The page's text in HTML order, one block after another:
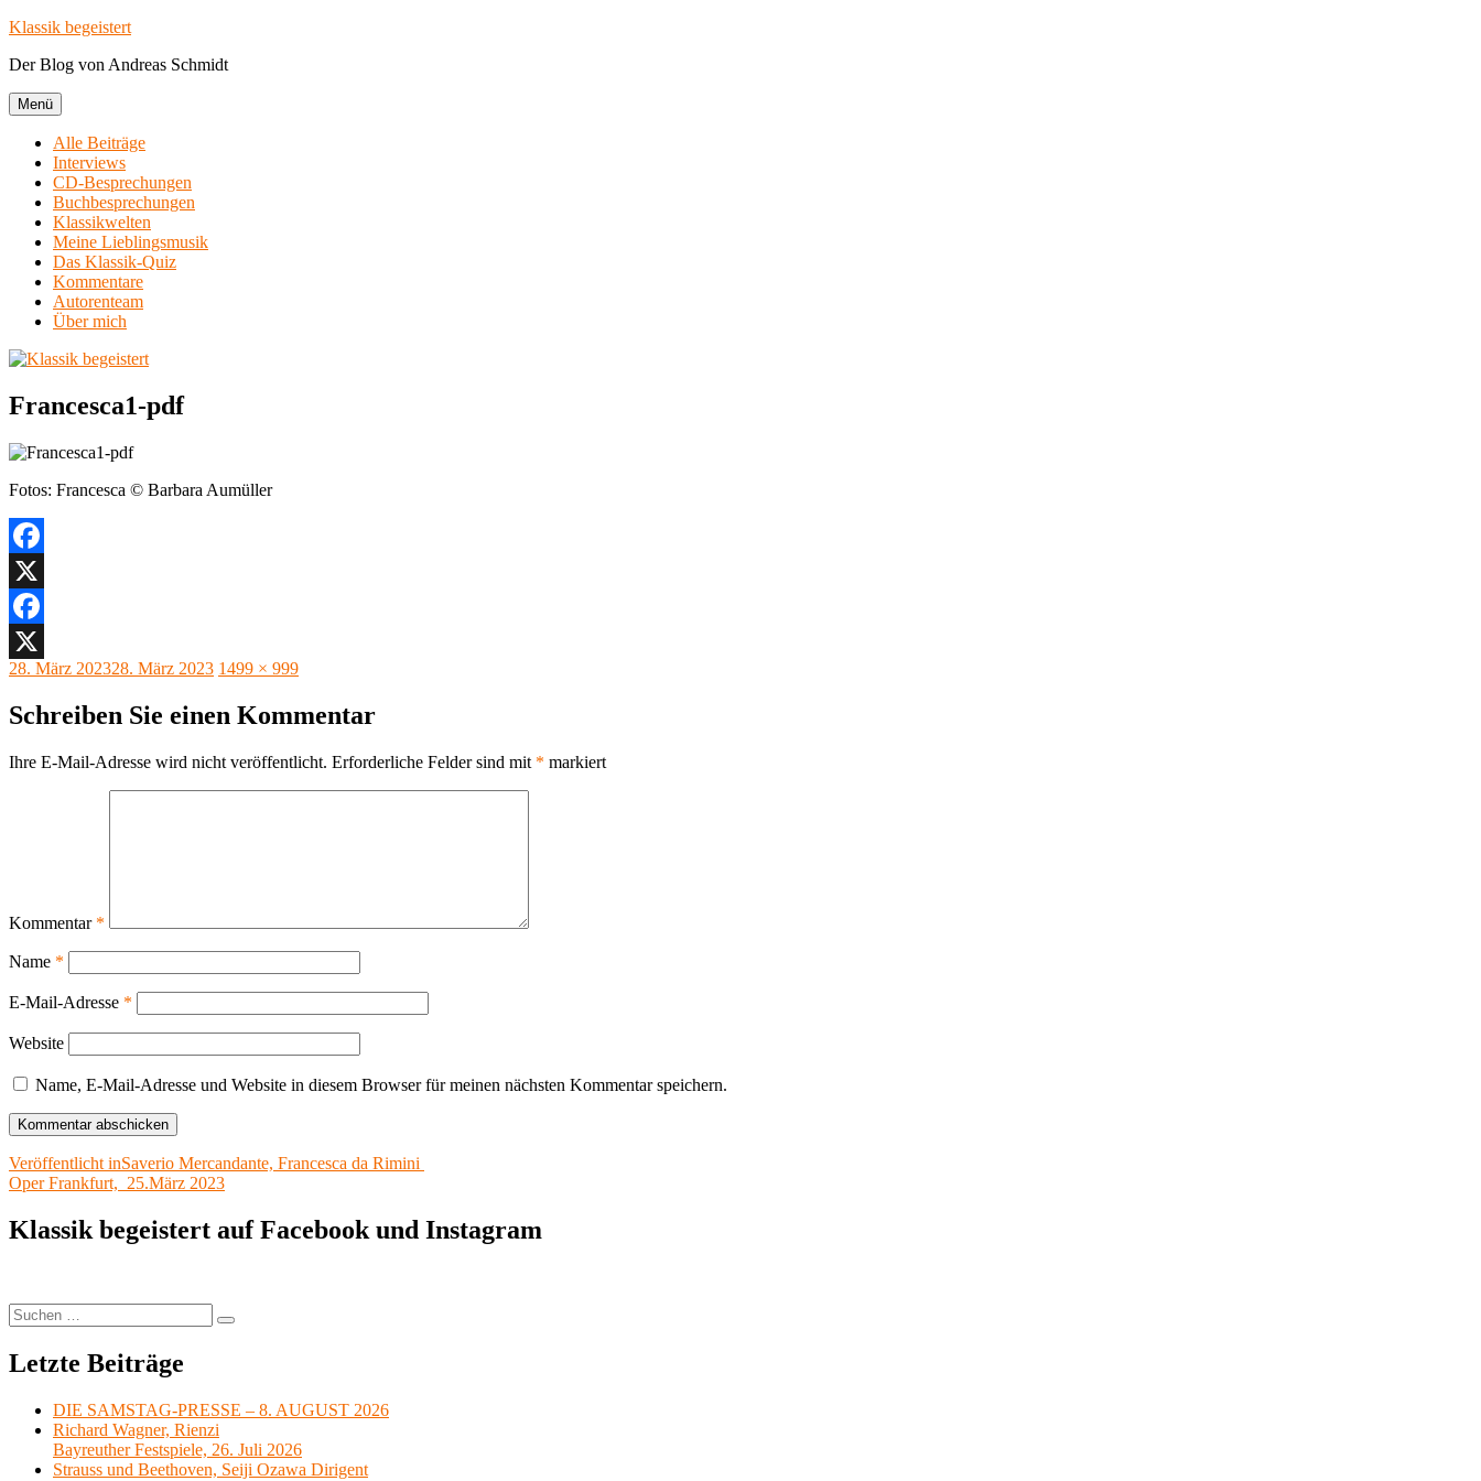
Zum
springen
Klassik begeistert
Der Blog von Andreas Schmidt
Menü
Alle Beiträge
Interviews
CD-Besprechungen
Buchbesprechungen
Klassikwelten
Meine Lieblingsmusik
Das Klassik-Quiz
Kommentare
Autorenteam
Über mich
Francesca1-pdf
Fotos: Francesca © Barbara Aumüller
Facebook
X
Facebook
X
Veröffentlicht
28. März 202328. März 2023 Originalgröße
1499 × 999
Schreiben Sie einen Kommentar
Ihre E-Mail-Adresse wird nicht veröffentlicht. Erforderliche Felder sind mit * markiert
Kommentar *
Name *
E-Mail-Adresse *
Website
Name, E-Mail-Adresse und Website in diesem Browser für meinen nächsten Kommentar speichern.
Beitragsnavigation
Veröffentlicht inSaverio Mercandante, Francesca da Rimini
Oper Frankfurt, 25.März 2023
Klassik begeistert auf Facebook und Instagram
Suchen
nach:
Suchen
Letzte Beiträge
DIE SAMSTAG-PRESSE – 8. AUGUST 2026
Richard Wagner, Rienzi
Bayreuther Festspiele, 26. Juli 2026
Strauss und Beethoven, Seiji Ozawa Dirigent